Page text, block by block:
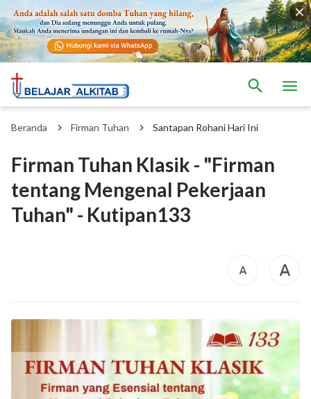
Beranda Firman Tuhan Santapan Rohani Hari Ini
Firman Tuhan Klasik - "Firman
tentang Mengenal Pekerjaan
Tuhan" - Kutipan133